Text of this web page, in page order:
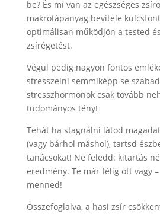
be? És mi van az egészséges
makrotápanyag bevitele
optimálisan működjön a tested
zsírégetést.
Végül pedig nagyon fontos
stresszelni semmiképp se
stresszhormonok csak tovább
tudományos tény!
Tehát ha stagnálni látod
(vagy bárhol máshol), tartsd
tanácsokat! Ne feledd: kitartás
eredmény. Te már félig ott vagy
menned!
Összefoglalva, a hasi zsír